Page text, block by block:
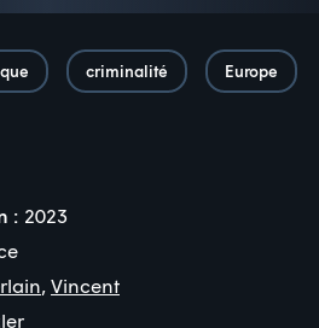
criminalité Europe
: 2023
, Vincent